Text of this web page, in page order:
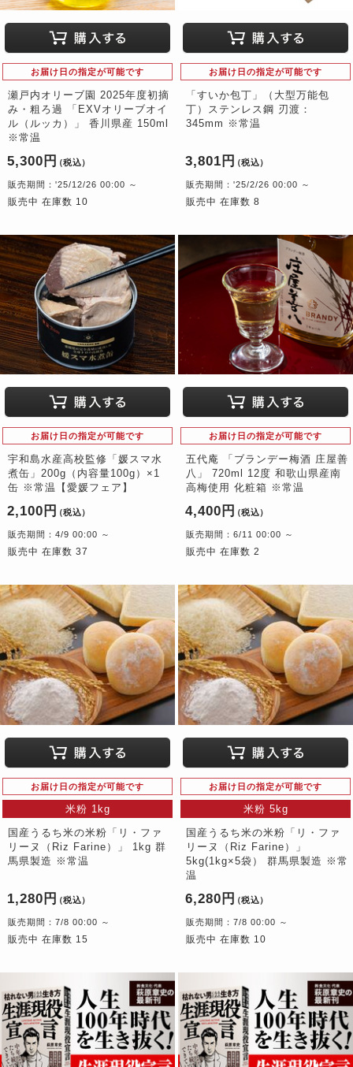
お届け日の指定が可能です
瀬戸内オリーブ園 2025年度初摘
み・粗ろ過 「EXVオリーブオイ
ル（ルッカ）」 香川県産 150ml
※常温
5,300円 （税込）
販売期間：'25/12/26 00:00 ～
販売中 在庫数 10
お届け日の指定が可能です
「すいか包丁」（大型万能包
丁）ステンレス鋼 刃渡：
345mm ※常温
3,801円 （税込）
販売期間：'25/2/26 00:00 ～
販売中 在庫数 8
お届け日の指定が可能です
宇和島水産高校監修「媛スマ水
煮缶」200g（内容量100g）×1
缶 ※常温【愛媛フェア】
2,100円 （税込）
販売期間：4/9 00:00 ～
販売中 在庫数 37
お届け日の指定が可能です
五代庵 「ブランデー梅酒 庄屋善
八」 720ml 12度 和歌山県産南
高梅使用 化粧箱 ※常温
4,400円 （税込）
販売期間：6/11 00:00 ～
販売中 在庫数 2
お届け日の指定が可能です
米粉 1kg
国産うるち米の米粉「リ・ファ
リーヌ（Riz Farine）」 1kg 群
馬県製造 ※常温
1,280円 （税込）
販売期間：7/8 00:00 ～
販売中 在庫数 15
お届け日の指定が可能です
米粉 5kg
国産うるち米の米粉「リ・ファ
リーヌ（Riz Farine）」
5kg(1kg×5袋） 群馬県製造 ※常
温
6,280円 （税込）
販売期間：7/8 00:00 ～
販売中 在庫数 10